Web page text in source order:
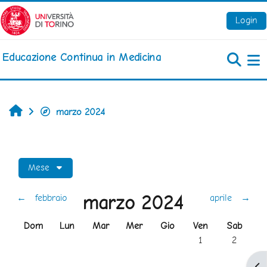
Vai al contenuto principale
Login
Educazione Continua in Medicina
Homemarzo 2024
Mese
← febbraio marzo 2024 aprile →
Domenica
Dom Lunedi
Lun Martedì
Mar Mercoledì
Mer Giovedì
Gio Venerdì
Ven Sabato
Sab
Nessun evento,
1 Nessun
2